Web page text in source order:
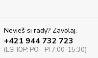
Nevieš si rady? Zavolaj.
+421 944 732 723
(ESHOP: PO - PI 7:00-15:30)